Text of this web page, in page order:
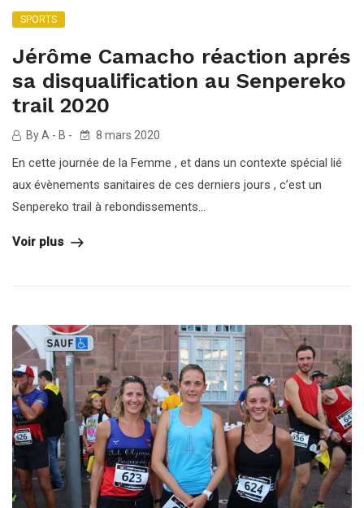
SPORTS
Jérôme Camacho réaction aprés
sa disqualification au Senpereko
trail 2020
By A - B - 8 mars 2020
En cette journée de la Femme , et dans un contexte spécial lié
aux évènements sanitaires de ces derniers jours , c’est un
Senpereko trail à rebondissements...
Voir plus